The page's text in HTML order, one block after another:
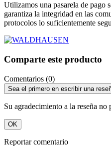
Utilizamos una pasarela de pago
garantiza la integridad en las
protocolos lo suficientemente
Comparte este producto
Comentarios (0)
Sea el primero en escribir una
Su agradecimiento a la reseña no
OK
Reportar comentario